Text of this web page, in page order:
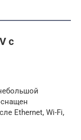
с
Ethernet, Wi-Fi,